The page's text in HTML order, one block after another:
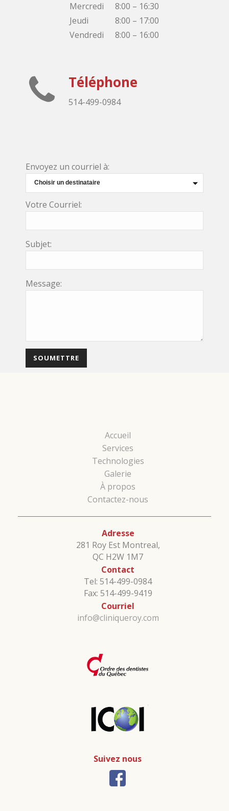
Mercredi
Jeudi
Vendredi
8:00 – 16:30
8:00 – 17:00
8:00 – 16:00
Téléphone
514-499-0984
Envoyez un courriel à:
Votre Courriel:
Subjet:
Message:
Accueil
Services
Technologies
Galerie
À propos
Contactez-nous
Adresse
281 Roy Est Montreal,
QC H2W 1M7
Contact
Tel: 514-499-0984
Fax: 514-499-9419
Courriel
info@cliniqueroy.com
Suivez nous